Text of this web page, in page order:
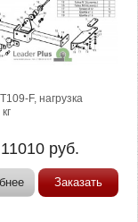
F, нагрузка
11010 руб.
Заказать